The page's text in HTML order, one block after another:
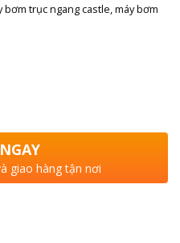
giao hàng tận nơi
bơm trục ngang castle,máy bơm